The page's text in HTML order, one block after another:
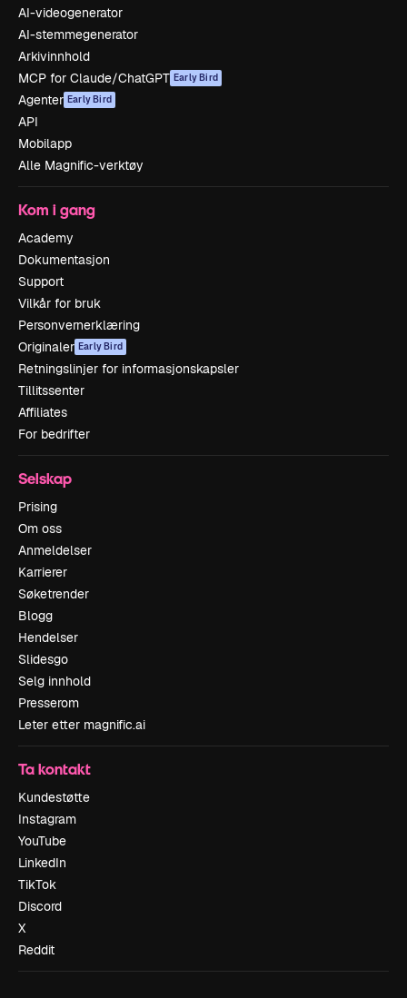
AI-videogenerator
AI-stemmegenerator
Arkivinnhold
MCP for Claude/ChatGPT Early Bird
Agenter Early Bird
API
Mobilapp
Alle Magnific-verktøy
Kom i gang
Academy
Dokumentasjon
Support
Vilkår for bruk
Personvernerklæring
Originaler Early Bird
Retningslinjer for informasjonskapsler
Tillitssenter
Affiliates
For bedrifter
Selskap
Prising
Om oss
Anmeldelser
Karrierer
Søketrender
Blogg
Hendelser
Slidesgo
Selg innhold
Presserom
Leter etter magnific.ai
Ta kontakt
Kundestøtte
Instagram
YouTube
LinkedIn
TikTok
Discord
X
Reddit